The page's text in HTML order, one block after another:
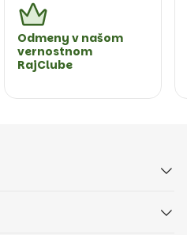
Odmeny v našom
vernostnom
RajClube